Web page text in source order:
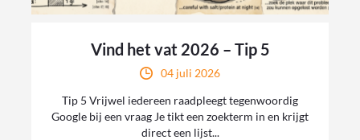
Vind het vat 2026 – Tip 5
04 juli 2026
Tip 5 Vrijwel iedereen raadpleegt tegenwoordig
Google bij een vraag Je tikt een zoekterm in en krijgt
direct een lijst...